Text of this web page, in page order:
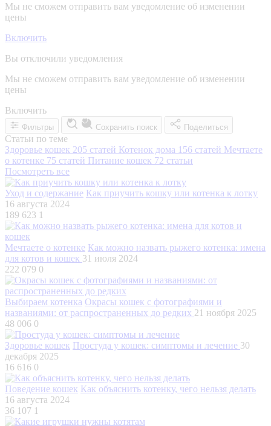
Мы не сможем отправить вам уведомление об изменении
цены
Включить
Вы отключили уведомления
Мы не сможем отправить вам уведомление об изменении
цены
Включить
Фильтры Сохранить поиск Поделиться
Статьи по теме
Здоровье кошек 205 статей Котенок дома 156 статей Мечтаете
о котенке 75 статей Питание кошек 72 статьи
Посмотреть все
Уход и содержание Как приучить кошку или котенка к лотку
16 августа 2024
189 623 1
Мечтаете о котенке Как можно назвать рыжего котенка: имена
для котов и кошек 31 июля 2024
222 079 0
Выбираем котенка Окрасы кошек с фотографиями и
названиями: от распространенных до редких 21 ноября 2025
48 006 0
Здоровье кошек Простуда у кошек: симптомы и лечение 30
декабря 2025
16 616 0
Поведение кошек Как объяснить котенку, чего нельзя делать
16 августа 2024
36 107 1